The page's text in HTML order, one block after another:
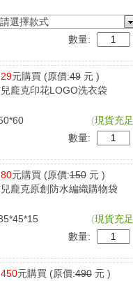
請選擇款式
數量:
29元購買 (原價:49元 )
龐克印花LOGO洗衣袋
(現貨充足
數量:
80元購買 (原價:150元 )
龐克原創防水編織購物袋
(現貨充足
數量:
450元購買 (原價:490元 )